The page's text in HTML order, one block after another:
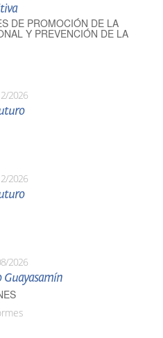
DE PROMOCIÓN DE LA
Y PREVENCIÓN DE LA
2026
2026
2026
Guayasamín